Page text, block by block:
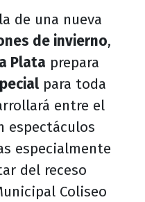
de una nueva
de invierno,
Plata prepara
para toda
entre el
espectáculos
especialmente
del receso
Coliseo